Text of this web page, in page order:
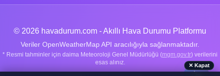
© 2026 havadurum.com - Akıllı Hava Durumu Platformu
Veriler OpenWeatherMap API aracılığıyla sağlanmaktadır.
* Resmi tahminler için daima Meteoroloji Genel Müdürlüğü (mgm.gov.tr) verilerini
esas alınız.
✕ Kapat